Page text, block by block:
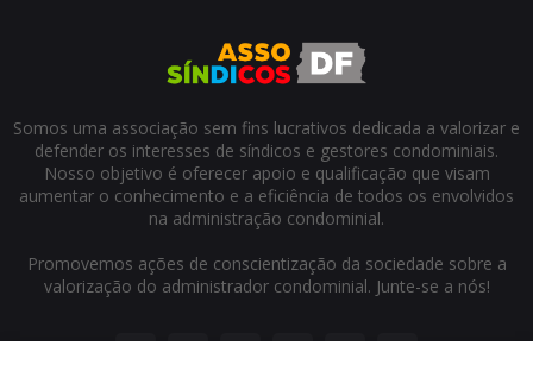
Somos uma associação sem fins lucrativos dedicada a valorizar e
defender os interesses de síndicos e gestores condominiais.
Nosso objetivo é oferecer apoio e qualificação que visam
aumentar o conhecimento e a eficiência de todos os envolvidos
na administração condominial.
Promovemos ações de conscientização da sociedade sobre a
valorização do administrador condominial. Junte-se a nós!